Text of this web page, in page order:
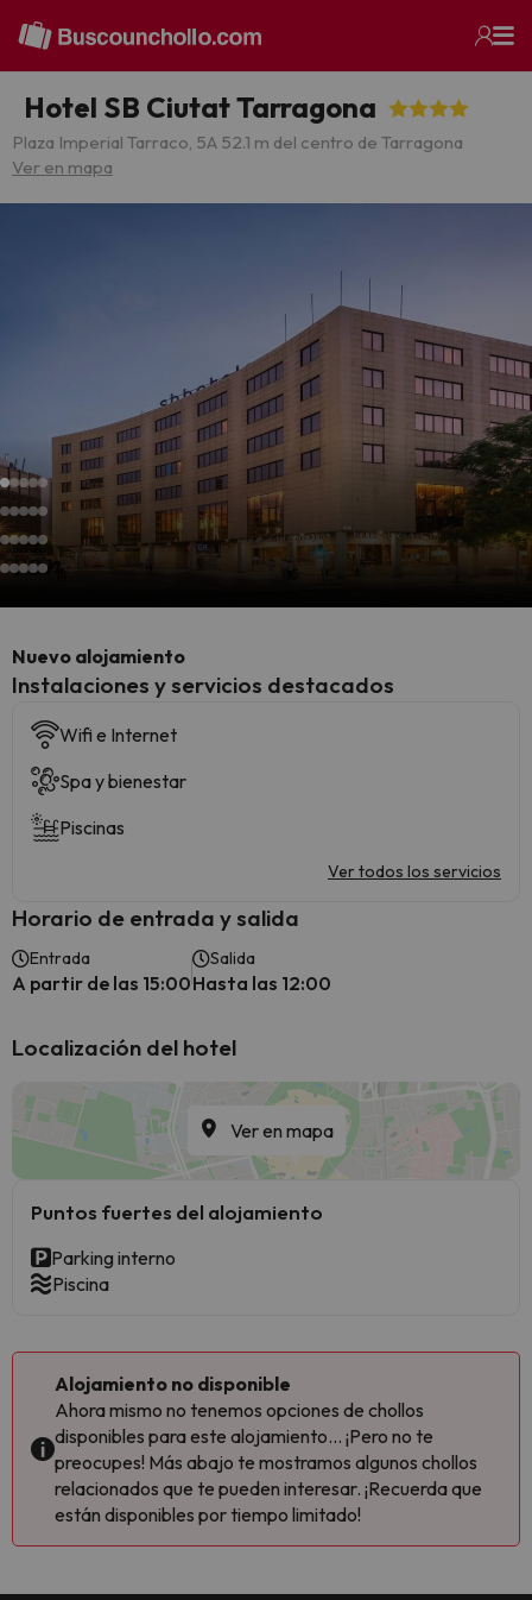
Hotel SB Ciutat Tarragona
Plaza Imperial Tarraco, 5A 52.1 m del centro de Tarragona
Ver en mapa
Nuevo alojamiento
Instalaciones y servicios destacados
Wifi e Internet
Spa y bienestar
Piscinas
Ver todos los servicios
Horario de entrada y salida
Entrada
A partir de las 15:00
Salida
Hasta las 12:00
Localización del hotel
Ver en mapa
Puntos fuertes del alojamiento
Parking interno
Piscina
Alojamiento no disponible
Ahora mismo no tenemos opciones de chollos
disponibles para este alojamiento... ¡Pero no te
preocupes! Más abajo te mostramos algunos chollos
relacionados que te pueden interesar. ¡Recuerda que
están disponibles por tiempo limitado!